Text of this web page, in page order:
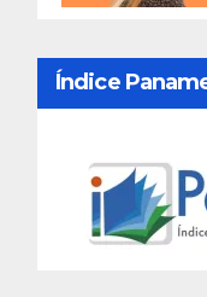
Índice